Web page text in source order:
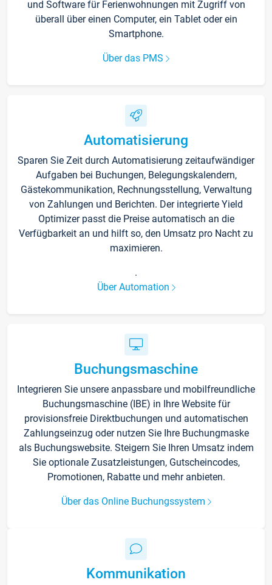
und Software für Ferienwohnungen mit Zugriff von
überall über einen Computer, ein Tablet oder ein
Smartphone.
Über das PMS
Automatisierung
Sparen Sie Zeit durch Automatisierung zeitaufwändiger
Aufgaben bei Buchungen, Belegungskalendern,
Gästekommunikation, Rechnungsstellung, Verwaltung
von Zahlungen und Berichten. Der integrierte Yield
Optimizer passt die Preise automatisch an die
Verfügbarkeit an und hilft so, den Umsatz pro Nacht zu
maximieren.
.
Über Automation
Buchungsmaschine
Integrieren Sie unsere anpassbare und mobilfreundliche
Buchungsmaschine (IBE) in Ihre Website für
provisionsfreie Direktbuchungen und automatischen
Zahlungseinzug oder nutzen Sie Ihre Buchungmaske
als Buchungswebsite. Steigern Sie Ihren Umsatz indem
Sie optionale Zusatzleistungen, Gutscheincodes,
Promotionen, Rabatte und mehr anbieten.
Über das Online Buchungssystem
Kommunikation